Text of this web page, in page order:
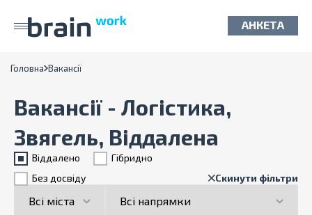
АНКЕТА
Головна Вакансії
Вакансії - Логістика,
Звягель, Віддалена
Віддалено
Гiбридно
Без досвіду
Скинути фільтри